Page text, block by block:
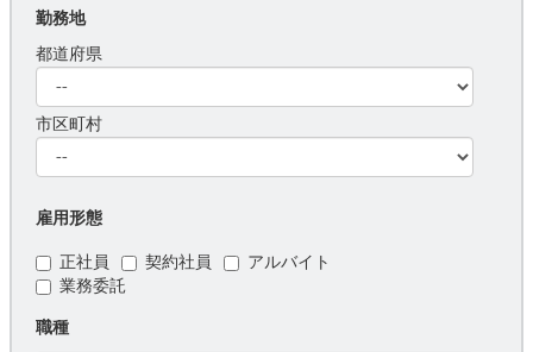
勤務地
都道府県
市区町村
雇用形態
正社員 契約社員
アルバイト
業務委託
職種